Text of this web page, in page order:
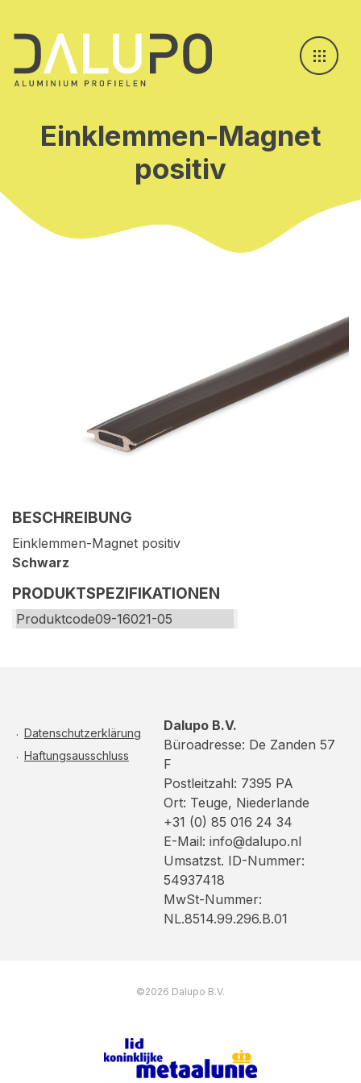
Einklemmen-Magnet
positiv
BESCHREIBUNG
Einklemmen-Magnet positiv
Schwarz
PRODUKTSPEZIFIKATIONEN
Produktcode09-16021-05
Datenschutzerklärung
Haftungsausschluss
Dalupo B.V.
Büroadresse: De Zanden 57
F
Postleitzahl: 7395 PA
Ort: Teuge, Niederlande
+31 (0) 85 016 24 34
E-Mail: info@dalupo.nl
Umsatzst. ID-Nummer:
54937418
MwSt-Nummer:
NL.8514.99.296.B.01
©2026 Dalupo B.V.